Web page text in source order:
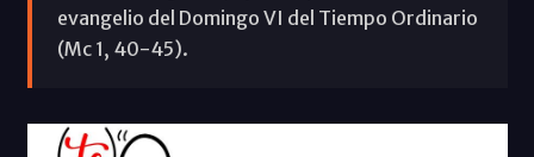
evangelio del Domingo VI del Tiempo Ordinario
(Mc 1, 40-45).